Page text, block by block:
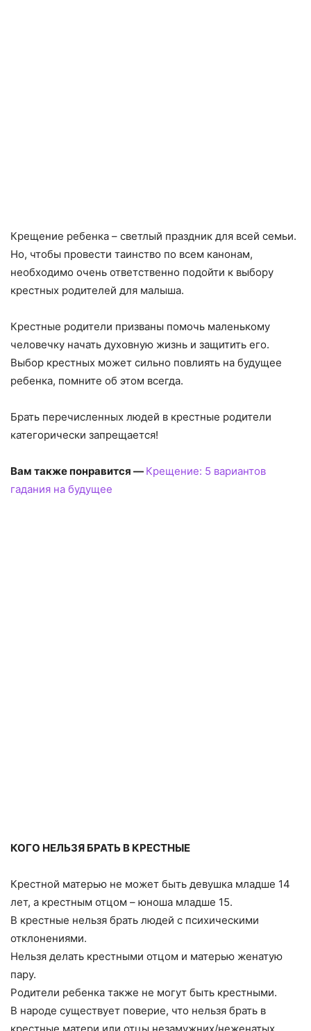
Крещение ребенка – светлый праздник для всей семьи.
Но, чтобы провести таинство по всем канонам,
необходимо очень ответственно подойти к выбору
крестных родителей для малыша.
Крестные родители призваны помочь маленькому
человечку начать духовную жизнь и защитить его.
Выбор крестных может сильно повлиять на будущее
ребенка, помните об этом всегда.
Брать перечисленных людей в крестные родители
категорически запрещается!
Вам также понравится — Крещение: 5 вариантов
гадания на будущее
КОГО НЕЛЬЗЯ БРАТЬ В КРЕСТНЫЕ
Крестной матерью не может быть девушка младше 14
лет, а крестным отцом – юноша младше 15.
В крестные нельзя брать людей с психическими
отклонениями.
Нельзя делать крестными отцом и матерью женатую
пару.
Родители ребенка также не могут быть крестными.
В народе существует поверие, что нельзя брать в